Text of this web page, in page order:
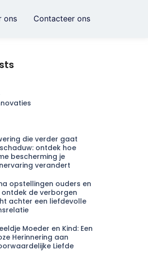
ons Contacteer ons
die verder gaat
ontdek hoe
bescherming je
verandert
opstellingen ouders en
ontdek de verborgen
achter een liefdevolle
Moeder en Kind: Een
Herinnering aan
Liefde